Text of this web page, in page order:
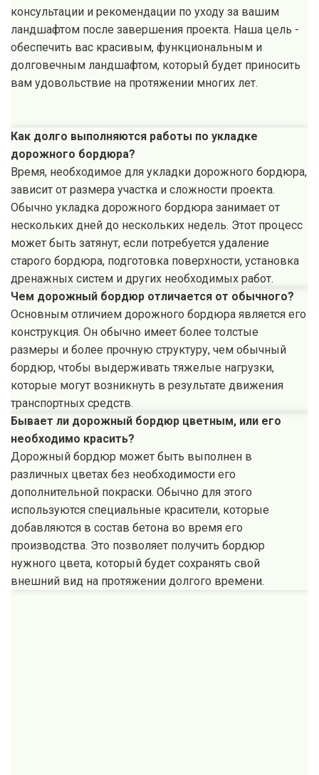
консультации и рекомендации по уходу за вашим
ландшафтом после завершения проекта. Наша цель -
обеспечить вас красивым, функциональным и
долговечным ландшафтом, который будет приносить
вам удовольствие на протяжении многих лет.
Как долго выполняются работы по укладке
дорожного бордюра?
Время, необходимое для укладки дорожного бордюра,
зависит от размера участка и сложности проекта.
Обычно укладка дорожного бордюра занимает от
нескольких дней до нескольких недель. Этот процесс
может быть затянут, если потребуется удаление
старого бордюра, подготовка поверхности, установка
дренажных систем и других необходимых работ.
Чем дорожный бордюр отличается от обычного?
Основным отличием дорожного бордюра является его
конструкция. Он обычно имеет более толстые
размеры и более прочную структуру, чем обычный
бордюр, чтобы выдерживать тяжелые нагрузки,
которые могут возникнуть в результате движения
транспортных средств.
Бывает ли дорожный бордюр цветным, или его
необходимо красить?
Дорожный бордюр может быть выполнен в
различных цветах без необходимости его
дополнительной покраски. Обычно для этого
используются специальные красители, которые
добавляются в состав бетона во время его
производства. Это позволяет получить бордюр
нужного цвета, который будет сохранять свой
внешний вид на протяжении долгого времени.